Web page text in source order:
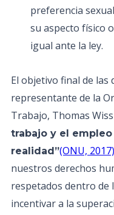
preferencia
su aspecto físico
igual ante la ley.
El objetivo final de las
representante de la
Trabajo, Thomas
trabajo y el
realidad”(ONU, 2017)
nuestros derechos
respetados dentro de
incentivar a la